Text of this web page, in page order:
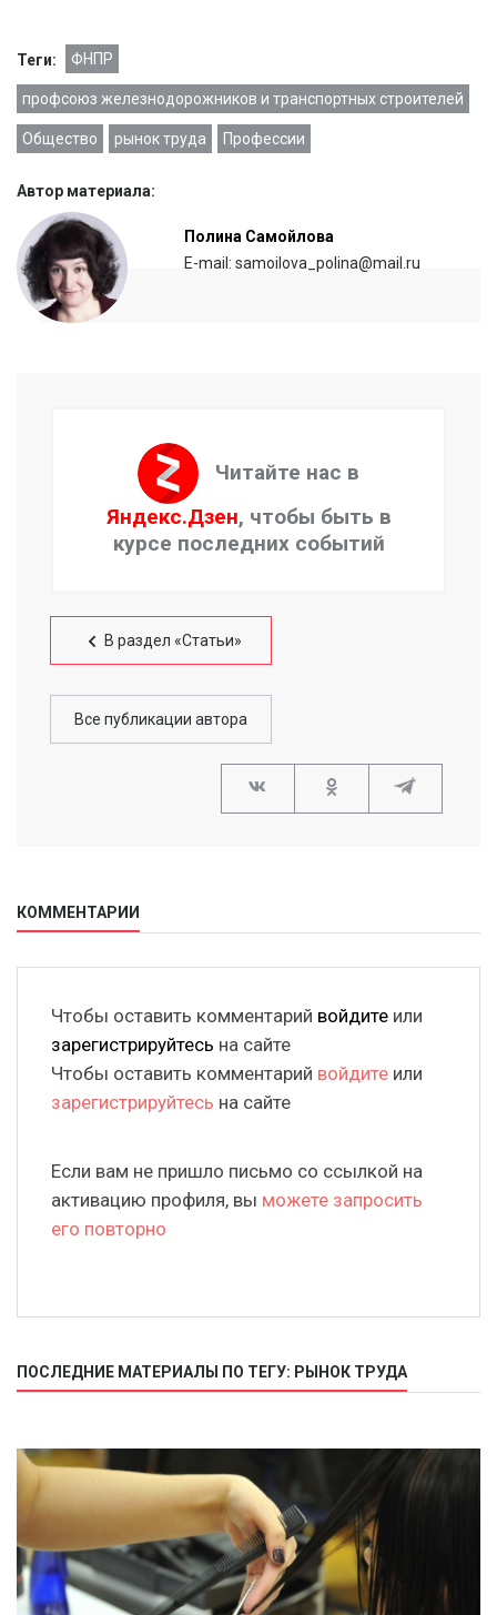
Теги: ФНПР
профсоюз железнодорожников и транспортных строителей
Общество рынок труда Профессии
Автор материала:
Полина Самойлова
E-mail: samoilova_polina@mail.ru
Читайте нас в
Яндекс.Дзен, чтобы быть в
курсе последних событий
В раздел «Статьи»
Все публикации автора
КОММЕНТАРИИ
Чтобы оставить комментарий войдите или
зарегистрируйтесь на сайте
Чтобы оставить комментарий войдите или
зарегистрируйтесь на сайте
Если вам не пришло письмо со ссылкой на
активацию профиля, вы можете запросить
его повторно
ПОСЛЕДНИЕ МАТЕРИАЛЫ ПО ТЕГУ: РЫНОК ТРУДА